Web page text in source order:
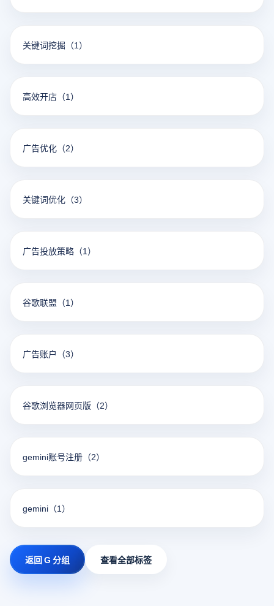
关键词挖掘 （1）
高效开店 （1）
广告优化 （2）
关键词优化 （3）
广告投放策略 （1）
谷歌联盟 （1）
广告账户 （3）
谷歌浏览器网页版 （2）
gemini账号注册 （2）
gemini （1）
返回 G 分组 查看全部标签